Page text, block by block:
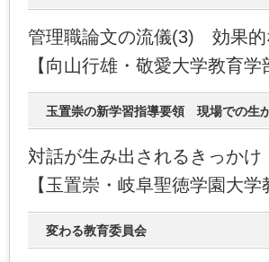
管理職論文の流儀(3) 効果的
【向山行雄・敬愛大学教育
玉置崇の新学習指導要領 現場での生
対話が生み出されるきっかけ
【玉置崇・岐阜聖徳学園大学
変わる教育委員会